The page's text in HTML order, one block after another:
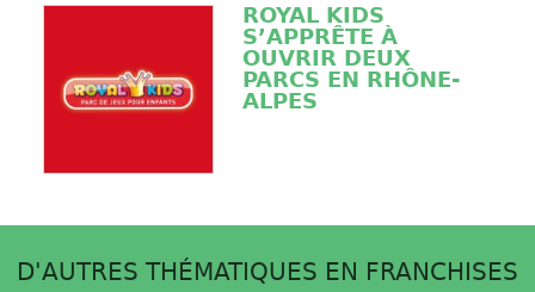
ROYAL KIDS
S’APPRÊTE À
OUVRIR DEUX
PARCS EN RHÔNE-
ALPES
D'AUTRES THÉMATIQUES EN FRANCHISES